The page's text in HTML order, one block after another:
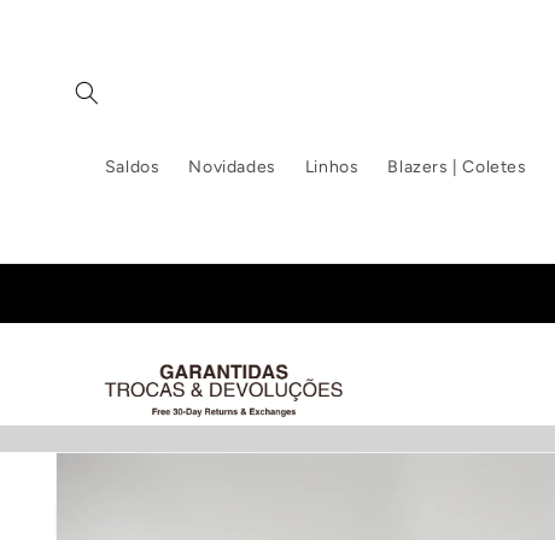
Saldos Novidades Linhos Blazers | Coletes